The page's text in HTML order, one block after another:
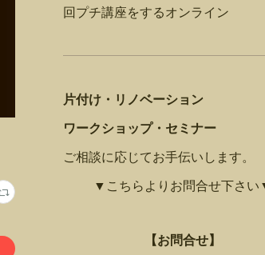
回プチ講座をするオンライン
片付け・リノベーション
ワークショップ・セミナー
ご相談に応じてお手伝いします。
▼こちらよりお問合せ下さ
【お問合せ】